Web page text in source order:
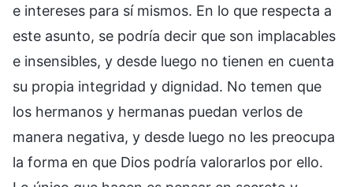
e intereses para sí mismos. En lo que respecta a
este asunto, se podría decir que son implacables
e insensibles, y desde luego no tienen en cuenta
su propia integridad y dignidad. No temen que
los hermanos y hermanas puedan verlos de
manera negativa, y desde luego no les preocupa
la forma en que Dios podría valorarlos por ello.